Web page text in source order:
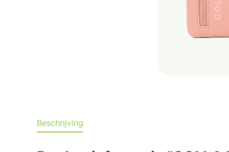
Beschrijving